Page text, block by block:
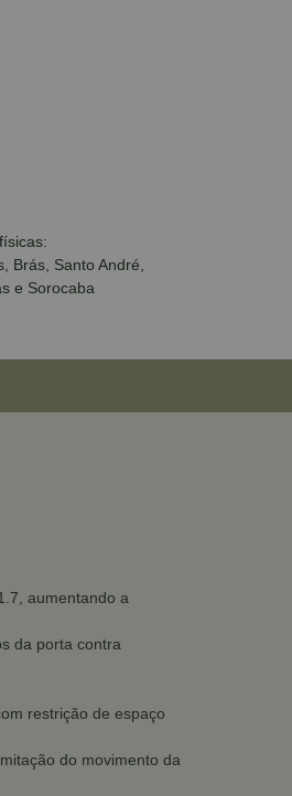
físicas:
Brás, Santo André,
e Sorocaba
aumentando a
da porta contra
restrição de espaço
do movimento da